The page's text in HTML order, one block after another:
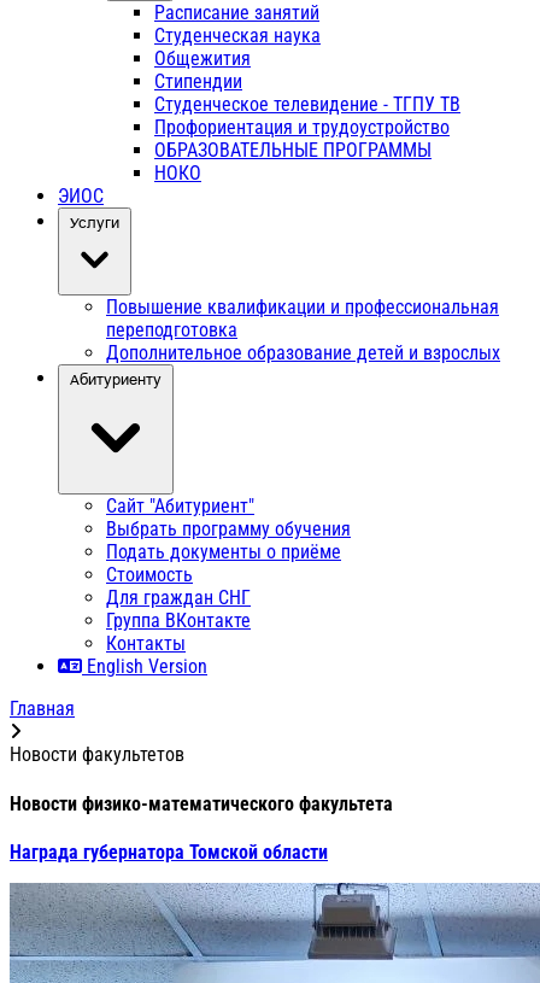
Расписание занятий
Студенческая наука
Общежития
Стипендии
Студенческое телевидение - ТГПУ ТВ
Профориентация и трудоустройство
ОБРАЗОВАТЕЛЬНЫЕ ПРОГРАММЫ
НОКО
ЭИОС
Услуги
Повышение квалификации и профессиональная
переподготовка
Дополнительное образование детей и взрослых
Абитуриенту
Сайт "Абитуриент"
Выбрать программу обучения
Подать документы о приёме
Стоимость
Для граждан СНГ
Группа ВКонтакте
Контакты
English Version
Главная
Новости факультетов
Новости физико-математического факультета
Награда губернатора Томской области